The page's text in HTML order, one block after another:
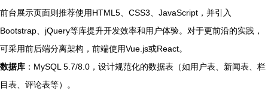
前台展示页面则推荐使用HTML5、CSS3、JavaScript，并引入
Bootstrap、jQuery等库提升开发效率和用户体验。对于更前沿的实践，
可采用前后端分离架构，前端使用Vue.js或React。
数据库 ：MySQL 5.7/8.0，设计规范化的数据表（如用户表、新闻表、栏
目表、评论表等）。